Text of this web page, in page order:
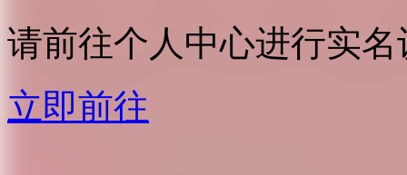
请前往个人中心进行实名
立即前往